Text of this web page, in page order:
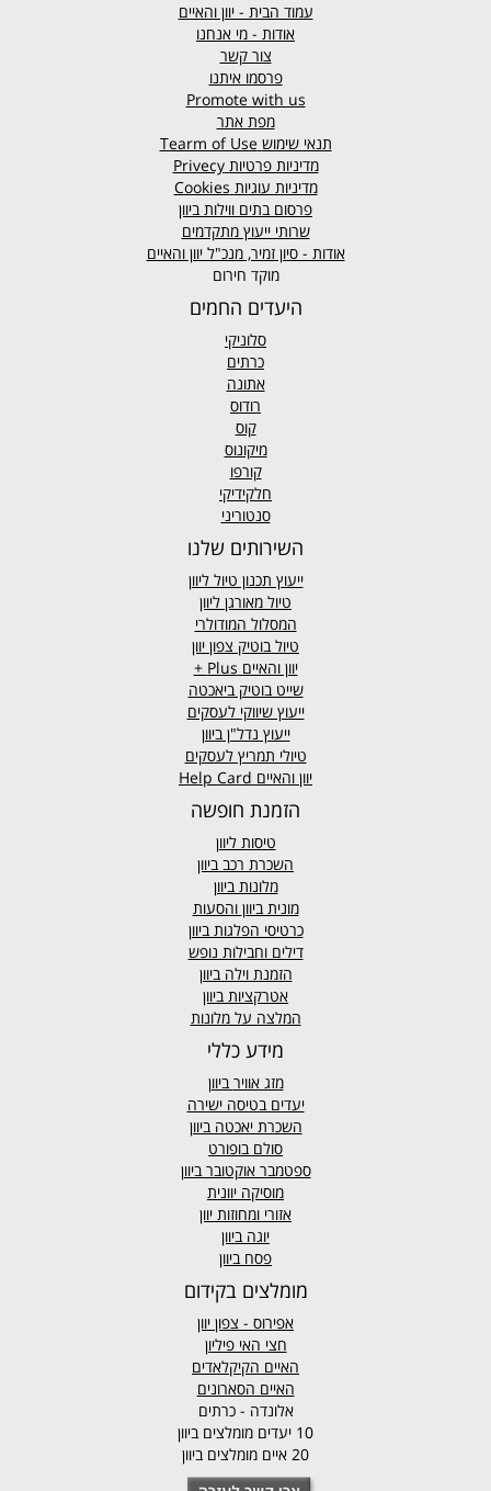
עמוד הבית - יוון והאיים
אודות - מי אנחנו
צור קשר
פרסמו איתנו
Promote with us
מפת אתר
תנאי שימוש
מדיניות פרטיות Privecy
מדיניות עוגיות Cookies
פרסום בתים ווילות ביוון
שרותי ייעוץ מתקדמים
אודות - סיון זמיר, מנכ"ל יוון והאיים
מוקד חירום
היעדים החמים
סלוניקי
כרתים
אתונה
רודוס
קוס
מיקונוס
קורפו
חלקידיקי
סנטוריני
השירותים שלנו
ייעוץ תכנון טיול ליוון
טיול מאורגן ליוון
המסלול המודולרי
טיול בוטיק צפון יוון
יוון והאיים Plus +
שייט בוטיק ביאכטה
ייעוץ שיווקי לעסקים
ייעוץ נדל"ן ביוון
טיולי תמריץ לעסקים
יוון והאיים Help Card
הזמנת חופשה
טיסות ליוון
השכרת רכב ביוון
מלונות ביוון
מונית ביוון והסעות
כרטיסי הפלגות ביוון
דילים וחבילות נופש
הזמנת וילה ביוון
אטרקציות ביוון
המלצה על מלונות
מידע כללי
מזג אווירביוון
יעדים בטיסה ישירה
השכרת יאכטה ביוון
סולם בופורט
ספטמבר אוקטובר ביוון
מוסיקה יוונית
אזורי ומחוזות יוון
יוגה ביוון
פסח ביוון
מומלצים בקידום
אפירוס - צפון יוון
חצי האי פיליון
האיים הקיקלאדים
האיים הסארונים
אלונדה - כרתים
10 יעדים מומלצים ביוון
20 איים מומלצים ביוון